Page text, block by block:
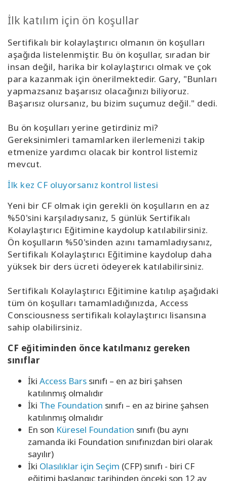
İlk katılım için ön koşullar
Sertifikalı bir kolaylaştırıcı olmanın ön koşulları
aşağıda listelenmiştir. Bu ön koşullar, sıradan bir
insan değil, harika bir kolaylaştırıcı olmak ve çok
para kazanmak için önerilmektedir. Gary, "Bunları
yapmazsanız başarısız olacağınızı biliyoruz.
Başarısız olursanız, bu bizim suçumuz değil." dedi.
Bu ön koşulları yerine getirdiniz mi?
Gereksinimleri tamamlarken ilerlemenizi takip
etmenize yardımcı olacak bir kontrol listemiz
mevcut.
İlk kez CF oluyorsanız kontrol listesi
Yeni bir CF olmak için gerekli ön koşulların en az
%50'sini karşıladıysanız, 5 günlük Sertifikalı
Kolaylaştırıcı Eğitimine kaydolup katılabilirsiniz.
Ön koşulların %50'sinden azını tamamladıysanız,
Sertifikalı Kolaylaştırıcı Eğitimine kaydolup daha
yüksek bir ders ücreti ödeyerek katılabilirsiniz.
Sertifikalı Kolaylaştırıcı Eğitimine katılıp aşağıdaki
tüm ön koşulları tamamladığınızda, Access
Consciousness sertifikalı kolaylaştırıcı lisansına
sahip olabilirsiniz.
CF eğitiminden önce katılmanız gereken
sınıflar
İki Access Bars sınıfı – en az biri şahsen
katılınmış olmalıdır
İki The Foundation sınıfı – en az birine şahsen
katılınmış olmalıdır
En son Küresel Foundation sınıfı (bu aynı
zamanda iki Foundation sınıfınızdan biri olarak
sayılır)
İki Olasılıklar için Seçim (CFP) sınıfı - biri CF
eğitimi başlangıç tarihinden önceki son 12 ay